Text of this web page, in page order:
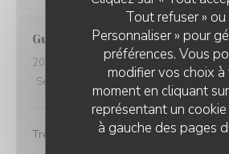
Tout refuser » ou
Personnaliser » pour
préférences. Vous
modifier vos choix
moment en cliquant
représentant un
à gauche des pages
Guillaume P
2026-08-05
- 21:15 - Couverts 2
Service
Ambiance:4 /5 Cuisine: 5/5
Très belle vue. Les plats étaient très